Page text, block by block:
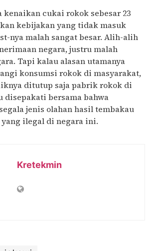
kenaikan cukai rokok sebesar 23
kebijakan yang tidak masuk
nya malah sangat besar. Alih-alih
negara, justru malah
Tapi kalau alasan utamanya
konsumsi rokok di masyarakat,
ditutup saja pabrik rokok di
disepakati bersama bahwa
jenis olahan hasil tembakau
yang ilegal di negara ini.
Kretekmin